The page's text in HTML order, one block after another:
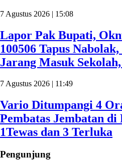
7 Agustus 2026 | 15:08
Lapor Pak Bupati,
100506 Tapus
Jarang Masuk
7 Agustus 2026 | 11:49
Vario Ditumpangi 4
Pembatas Jembatan di
1Tewas dan 3 Terluka
Pengunjung